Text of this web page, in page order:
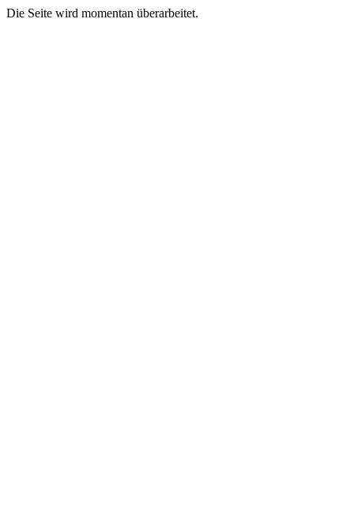
Die Seite wird momentan überarbeitet.